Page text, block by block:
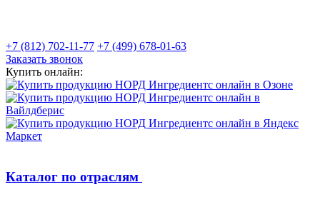
+7 (812) 702-11-77 +7 (499) 678-01-63
Заказать звонок
Купить онлайн:
Каталог по отраслям